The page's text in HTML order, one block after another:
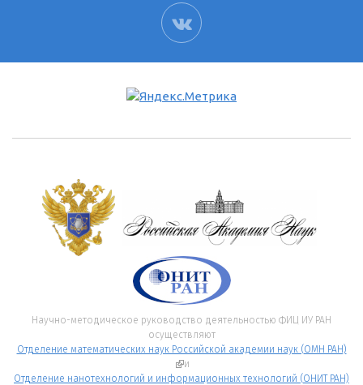
ВК
Научно-методическое руководство деятельностью ФИЦ ИУ РАН
осуществляют
Отделение математических наук Российской академии наук (ОМН РАН)
(внешняя ссылка)
и
Отделение нанотехнологий и информационных технологий (ОНИТ РАН)